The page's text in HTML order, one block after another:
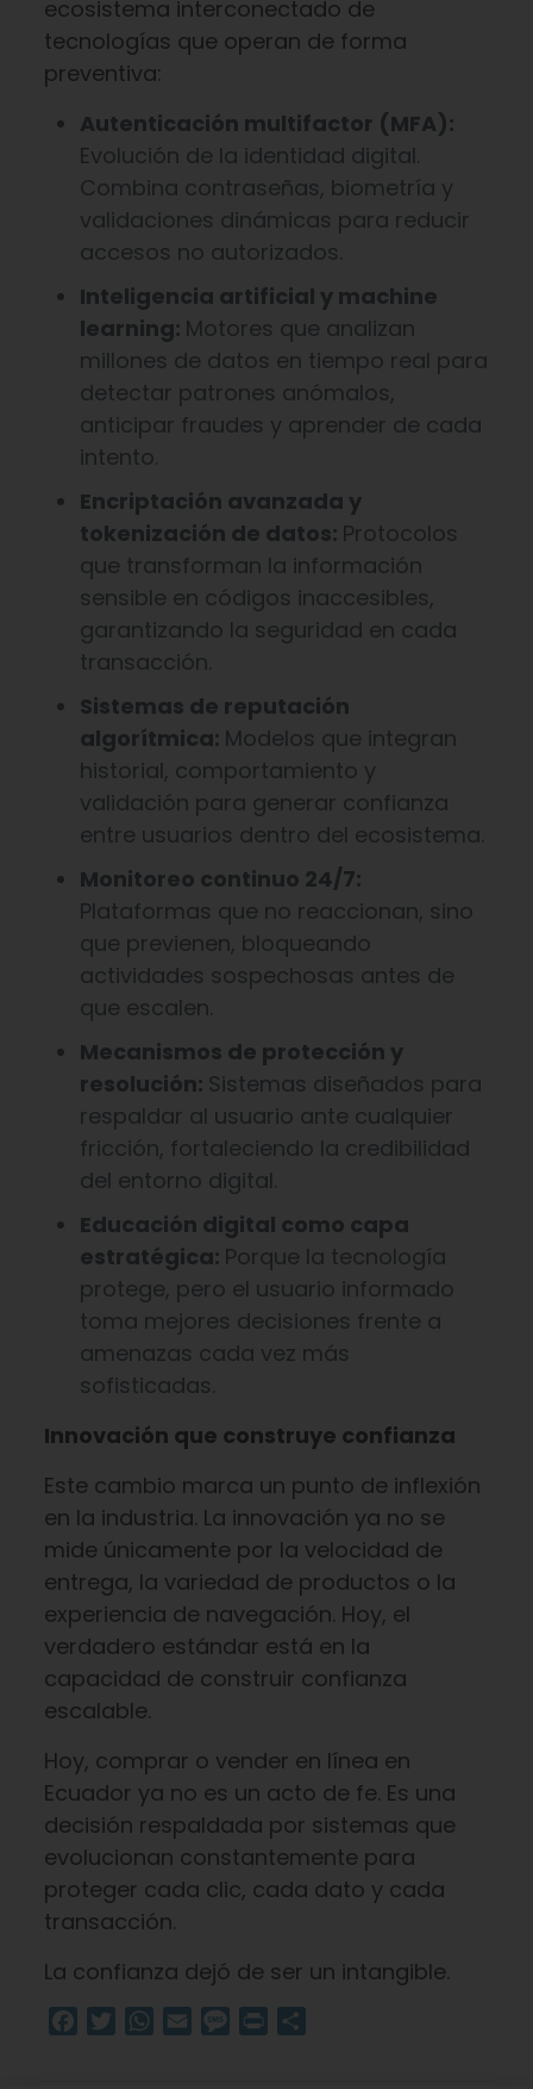
ecosistema interconectado de
tecnologías que operan de forma
preventiva:
Autenticación multifactor (MFA):
Evolución de la identidad digital.
Combina contraseñas, biometría y
validaciones dinámicas para reducir
accesos no autorizados.
Inteligencia artificial y machine
learning: Motores que analizan
millones de datos en tiempo real para
detectar patrones anómalos,
anticipar fraudes y aprender de cada
intento.
Encriptación avanzada y
tokenización de datos: Protocolos
que transforman la información
sensible en códigos inaccesibles,
garantizando la seguridad en cada
transacción.
Sistemas de reputación
algorítmica: Modelos que integran
historial, comportamiento y
validación para generar confianza
entre usuarios dentro del ecosistema.
Monitoreo continuo 24/7:
Plataformas que no reaccionan, sino
que previenen, bloqueando
actividades sospechosas antes de
que escalen.
Mecanismos de protección y
resolución: Sistemas diseñados para
respaldar al usuario ante cualquier
fricción, fortaleciendo la credibilidad
del entorno digital.
Educación digital como capa
estratégica: Porque la tecnología
protege, pero el usuario informado
toma mejores decisiones frente a
amenazas cada vez más
sofisticadas.
Innovación que construye confianza
Este cambio marca un punto de inflexión
en la industria. La innovación ya no se
mide únicamente por la velocidad de
entrega, la variedad de productos o la
experiencia de navegación. Hoy, el
verdadero estándar está en la
capacidad de construir confianza
escalable.
Hoy, comprar o vender en línea en
Ecuador ya no es un acto de fe. Es una
decisión respaldada por sistemas que
evolucionan constantemente para
proteger cada clic, cada dato y cada
transacción.
La confianza dejó de ser un intangible.
Facebook
TwitterWhatsApp
Email Message
Print